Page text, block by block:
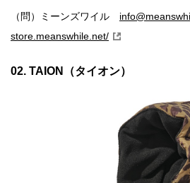
（問）ミーンズワイル
store.meanswhile.net/
02. TAION（タイオン）